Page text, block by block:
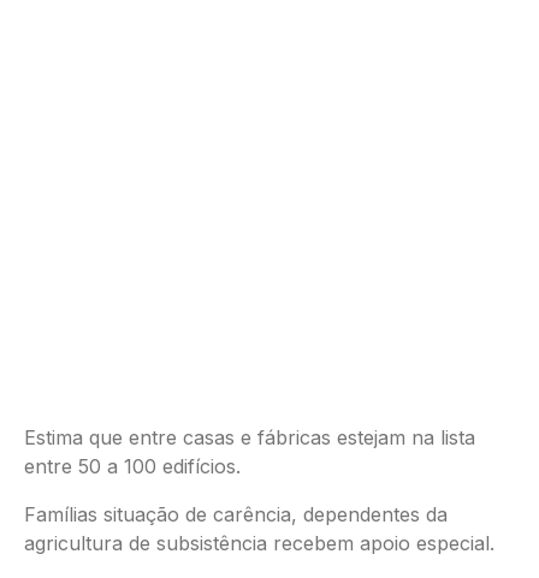
Estima que entre casas e fábricas estejam na lista
entre 50 a 100 edifícios.
Famílias situação de carência, dependentes da
agricultura de subsistência recebem apoio especial.